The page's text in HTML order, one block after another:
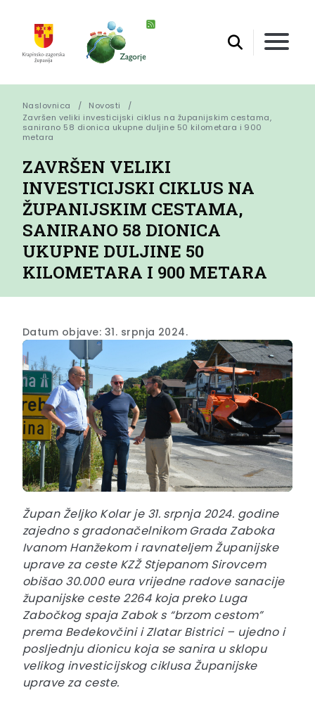
Naslovnica
Novosti
Završen veliki investicijski ciklus na županijskim cestama,
sanirano 58 dionica ukupne duljine 50 kilometara i 900
metara
ZAVRŠEN VELIKI
INVESTICIJSKI CIKLUS NA
ŽUPANIJSKIM CESTAMA,
SANIRANO 58 DIONICA
UKUPNE DULJINE 50
KILOMETARA I 900 METARA
Datum objave: 31. srpnja 2024.
Župan Željko Kolar je 31. srpnja 2024. godine
zajedno s gradonačelnikom Grada Zaboka
Ivanom Hanžekom i ravnateljem Županijske
uprave za ceste KZŽ Stjepanom Sirovcem
obišao 30.000 eura vrijedne radove sanacije
županijske ceste 2264 koja preko Luga
Zabočkog spaja Zabok s “brzom cestom”
prema Bedekovčini i Zlatar Bistrici – ujedno i
posljednju dionicu koja se sanira u sklopu
velikog investicijskog ciklusa Županijske
uprave za ceste.